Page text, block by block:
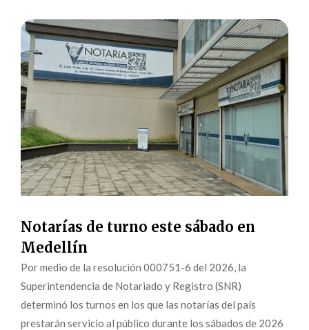
Notarías de turno este sábado en
Medellín
Por medio de la resolución 000751-6 del 2026, la
Superintendencia de Notariado y Registro (SNR)
determinó los turnos en los que las notarías del país
prestarán servicio al público durante los sábados de 2026